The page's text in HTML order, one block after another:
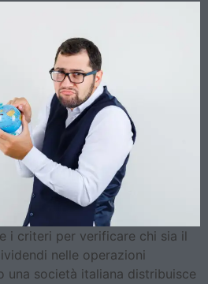
i criteri per verificare chi sia il
nelle operazioni
una società italiana distribuisce